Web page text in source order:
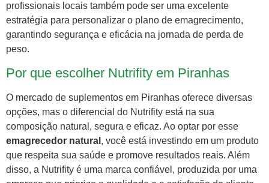
profissionais locais também pode ser uma excelente
estratégia para personalizar o plano de emagrecimento,
garantindo segurança e eficácia na jornada de perda de
peso.
Por que escolher Nutrifity em Piranhas
O mercado de suplementos em Piranhas oferece diversas
opções, mas o diferencial do Nutrifity está na sua
composição natural, segura e eficaz. Ao optar por esse
emagrecedor natural , você está investindo em um produto
que respeita sua saúde e promove resultados reais. Além
disso, a Nutrifity é uma marca confiável, produzida por uma